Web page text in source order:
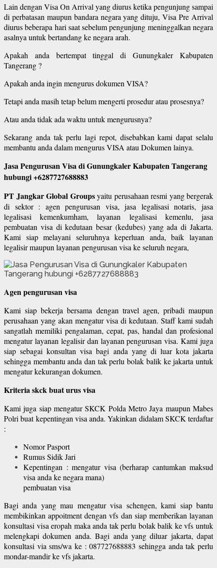
Lain dengan Visa On Arrival yang diurus ketika pengunjung sampai
di perbatasan maupun bandara negara yang dituju, Visa Pre Arrival
diurus beberapa hari saat sebelum pengunjung meninggalkan negara
asalnya untuk bertandang ke negara arah.
Apakah anda bertempat tinggal di Gunungkaler Kabupaten
Tangerang ?
Apakah anda ingin mengurus dokumen VISA?
Tetapi anda masih tetap belum mengerti prosedur atau prosesnya?
Atau anda tidak ada waktu untuk mengurusnya?
Sekarang anda tak perlu lagi repot, disebabkan kami dapat selalu
membantu anda dalam mengurus VISA atau Dokumen lainya.
Jasa Pengurusan Visa di Gunungkaler Kabupaten Tangerang
hubungi +6287727688883
PT Jangkar Global Groupsyaitu perusahaan resmi yang bergerak
di sektor : agen pengurusan visa, jasa legalisasi notaris, jasa
legalisasi kemenkumham, layanan legalisasi kemenlu, jasa
pembuatan visa di kedutaan besar (kedubes) yang ada di Jakarta.
Kami siap melayani seluruhnya keperluan anda, baik layanan
legalisir maupun layanan pengurusan visa ke seluruh negara,
Agen pengurusan visa
Kami siap bekerja bersama dengan travel agen, pribadi maupun
perusahaan yang akan mengatur visa di kedutaan. Staff kami sudah
sangatlah memiliki pengalaman, cepat, pas, handal dan profesional
mengatur layanan legalisir dan layanan pengurusan visa. Kami juga
siap sebagai konsultan visa bagi anda yang di luar kota jakarta
sehingga membantu anda dan tak perlu bolak balik ke jakarta untuk
mengatur kekurangan dokumen.
Kriteria skck buat urus visa
Kami juga siap mengatur SKCK Polda Metro Jaya maupun Mabes
Polri buat kepentingan visa anda. Yakinkan didalam SKCK terdaftar
:
Nomor Pasport
Rumus Sidik Jari
Kepentingan : mengatur visa (berharap cantumkan maksud
visa anda ke negara mana)
pembuatan visa
Bagi anda yang mau mengatur visa schengen, kami siap bantu
membikinkan appoitment dengan vfs dan siap memberikan layanan
konsultasi visa eropah maka anda tak perlu bolak balik ke vfs untuk
melengkapi dokumen anda. Bagi anda yang diluar jakarta, dapat
konsultasi via sms/wa ke : 087727688883 sehingga anda tak perlu
mondar-mandir ke vfs jakarta.